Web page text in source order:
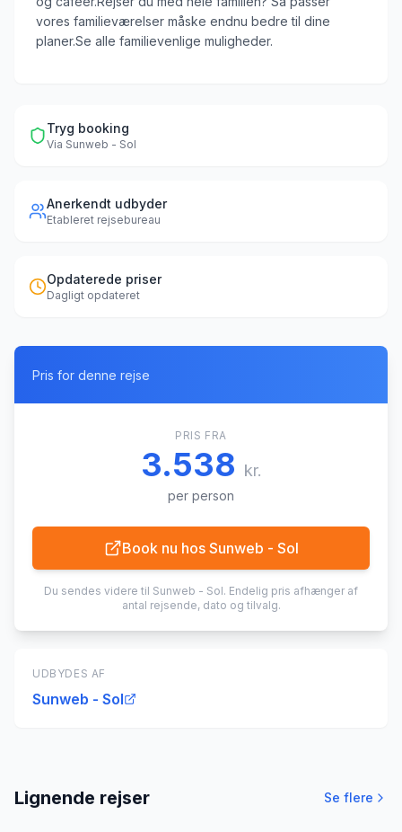
vores familieværelser måske endnu bedre til dine
planer.Se alle familievenlige muligheder.
Tryg booking
Via Sunweb - Sol
Anerkendt udbyder
Etableret rejsebureau
Opdaterede priser
Dagligt opdateret
Pris for denne rejse
PRIS FRA
3.538 kr.
per person
Book nu hos Sunweb - Sol
Du sendes videre til Sunweb - Sol. Endelig pris afhænger af
antal rejsende, dato og tilvalg.
UDBYDES AF
Sunweb - Sol
Lignende rejser Se flere